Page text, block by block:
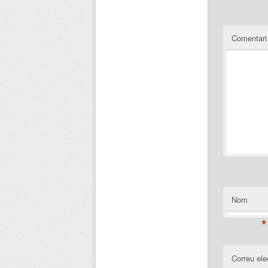
Comentari
Nom
*
Correu